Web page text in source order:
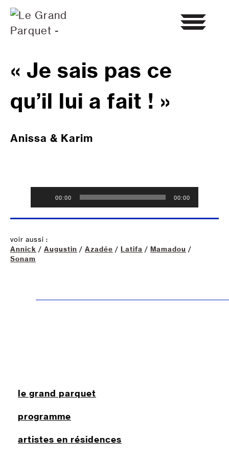
Skip
content
« Je sais pas ce
qu’il lui a fait ! »
Anissa & Karim
Lecteur
audio
00:00 00:00
voir aussi :
Annick / Augustin / Azadée / Latifa / Mamadou /
Sonam
le grand parquet
programme
artistes en résidences